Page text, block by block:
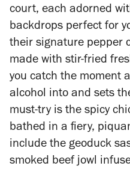
court, each adorned
backdrops perfect for
their signature pepper
made with stir-fried
you catch the moment
alcohol into and sets
must-try is the spicy
bathed in a fiery,
include the geoduck
smoked beef jowl